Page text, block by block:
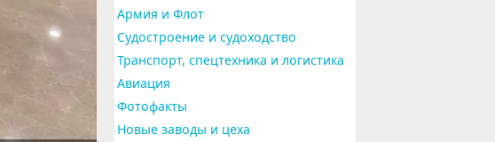
Армия и Флот
Судостроение и судоходство
Транспорт, спецтехника и логистика
Авиация
Фотофакты
Новые заводы и цеха